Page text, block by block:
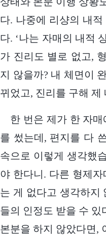
다. 나중에 리샹의 내
다. ‘나는 자매의 내적
가 진리도 별로 없고,
지 않을까? 내 체면이
뀌었고, 진리를 구해 제
한 번은 제가 한 자
를 썼는데, 편지를 다
속으로 이렇게 생각했
야 한다니. 다른 형제
는 게 없다고 생각하지
들의 인정도 받을 수 있
본분을 하지 않았다면,